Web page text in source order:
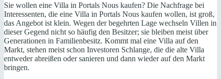
Sie wollen eine Villa in Portals Nous kaufen? Die Nachfrage bei
Interessenten, die eine Villa in Portals Nous kaufen wollen, ist groß,
das Angebot ist klein. Wegen der begehrten Lage wechseln Villen in
dieser Gegend nicht so häufig den Besitzer; sie bleiben meist über
Generationen in Familienbesitz. Kommt mal eine Villa auf den
Markt, stehen meist schon Investoren Schlange, die die alte Villa
entweder abreißen oder sanieren und dann wieder auf den Markt
bringen.